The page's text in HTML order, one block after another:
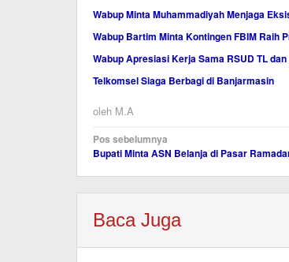
Wabup Minta Muhammadiyah Menjaga
Wabup Bartim Minta Kontingen FBIM Raih
Wabup Apresiasi Kerja Sama RSUD TL
Telkomsel Siaga Berbagi di Banjarmasin
oleh M.A
Navigasi
pos
Pos sebelumnya
Bupati Minta ASN Belanja di Pasar
Baca Juga